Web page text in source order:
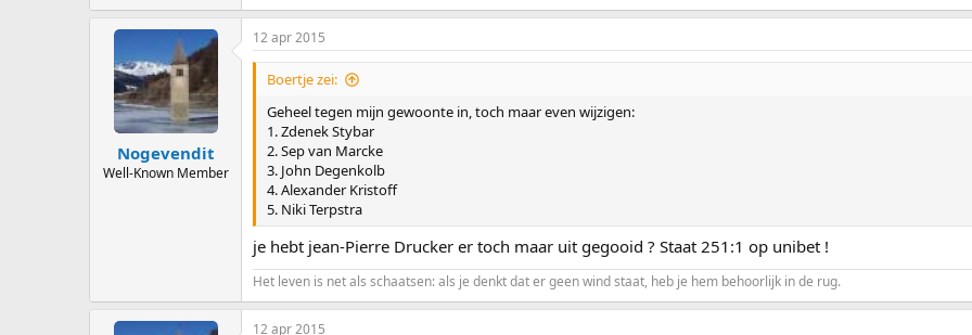
Nogevendit
Well-Known Member
12 apr 2015
Boertje zei:
Geheel tegen mijn gewoonte in, toch maar even wijzigen:
1. Zdenek Stybar
2. Sep van Marcke
3. John Degenkolb
4. Alexander Kristoff
5. Niki Terpstra
je hebt jean-Pierre Drucker er toch maar uit gegooid ? Staat 251:1 op unibet !
Het leven is net als schaatsen: als je denkt dat er geen wind staat, heb je hem behoorlijk in de rug.
12 apr 2015